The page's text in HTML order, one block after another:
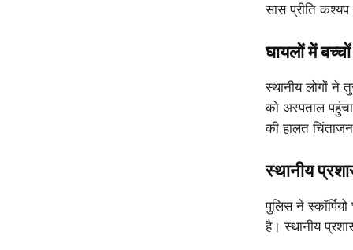
सास प्रीति
घायलों में
स्थानीय लोगों ने
को अस्पताल
की हालत
स्थानीय
पुलिस ने
है। स्थानीय